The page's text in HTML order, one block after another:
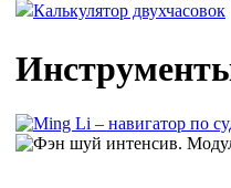
Калькулятор двухчасовок